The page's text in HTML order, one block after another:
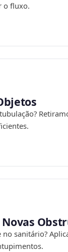
o fluxo.
sanitário?